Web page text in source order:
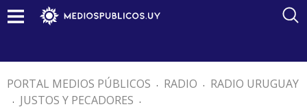
PORTAL MEDIOS PÚBLICOS . RADIO . RADIO URUGUAY
. JUSTOS Y PECADORES .